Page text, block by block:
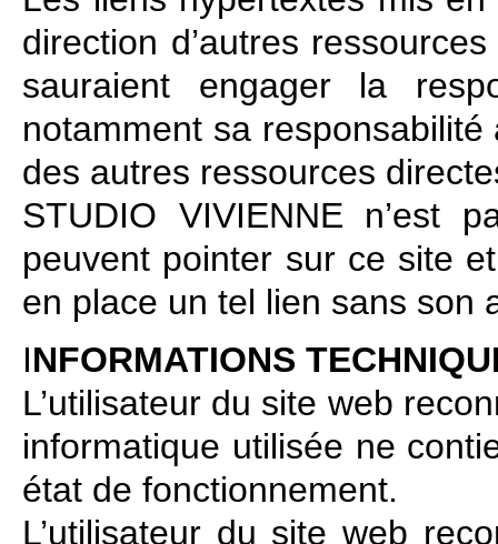
direction d’autres
sauraient engager la
notamment sa
des autres ressources
STUDIO VIVIENNE n’est
peuvent pointer sur ce site
en place un tel lien sans son
INFORMATIONS
L’utilisateur du site web
informatique utilisée ne
état de fonctionnement.
L’utilisateur du site web